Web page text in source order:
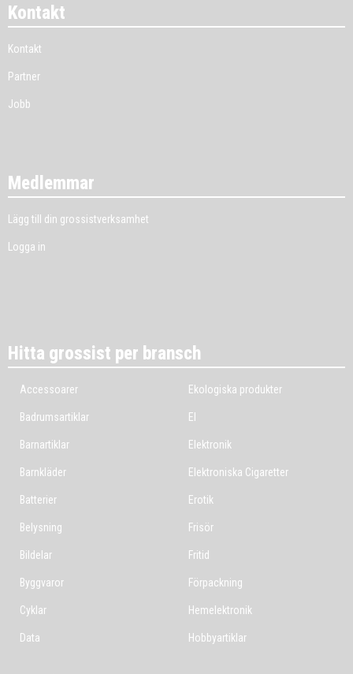
Kontakt
Kontakt
Partner
Jobb
Medlemmar
Lägg till din grossistverksamhet
Logga in
Hitta grossist per bransch
Accessoarer
Badrumsartiklar
Barnartiklar
Barnkläder
Batterier
Belysning
Bildelar
Byggvaror
Cyklar
Data
Ekologiska produkter
El
Elektronik
Elektroniska Cigaretter
Erotik
Frisör
Fritid
Förpackning
Hemelektronik
Hobbyartiklar